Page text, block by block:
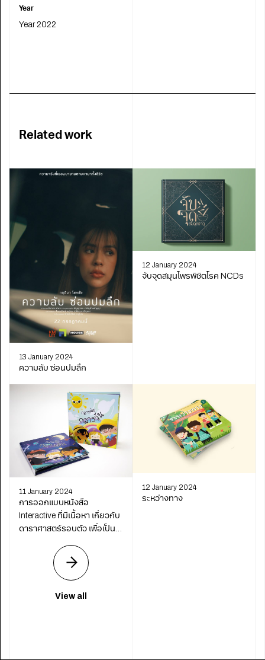
Year
Year 2022
Related work
13 January 2024
ความลับ ซ่อนปมลึก
12 January 2024
จับจุดสมุนไพรพิชิตโรค NCDs
11 January 2024
การออกแบบหนังสือ
Interactive ที่มีเนื้อหา เกี่ยวกับ
ดาราศาสตร์รอบตัว เพื่อเป็น
ศึกษาตอนต้น
12 January 2024
ระหว่างทาง
View all